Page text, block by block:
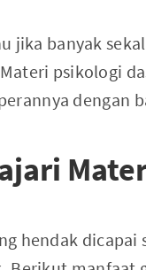
jika banyak
psikologi
dengan
hendak